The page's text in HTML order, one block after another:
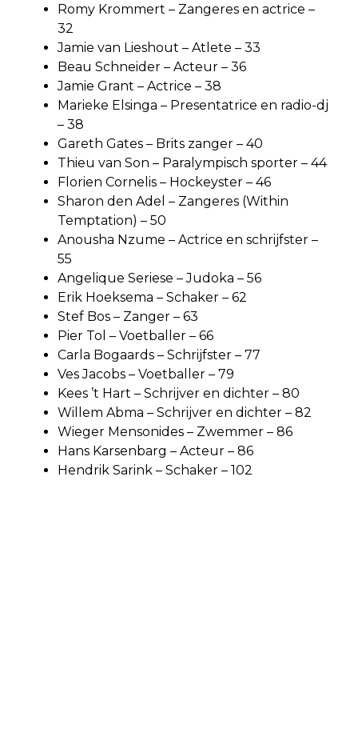
Romy Krommert – Zangeres en actrice –
32
Jamie van Lieshout – Atlete – 33
Beau Schneider – Acteur – 36
Jamie Grant – Actrice – 38
Marieke Elsinga – Presentatrice en radio-dj
– 38
Gareth Gates – Brits zanger – 40
Thieu van Son – Paralympisch sporter – 44
Florien Cornelis – Hockeyster – 46
Sharon den Adel – Zangeres (Within
Temptation) – 50
Anousha Nzume – Actrice en schrijfster –
55
Angelique Seriese – Judoka – 56
Erik Hoeksema – Schaker – 62
Stef Bos – Zanger – 63
Pier Tol – Voetballer – 66
Carla Bogaards – Schrijfster – 77
Ves Jacobs – Voetballer – 79
Kees ’t Hart – Schrijver en dichter – 80
Willem Abma – Schrijver en dichter – 82
Wieger Mensonides – Zwemmer – 86
Hans Karsenbarg – Acteur – 86
Hendrik Sarink – Schaker – 102